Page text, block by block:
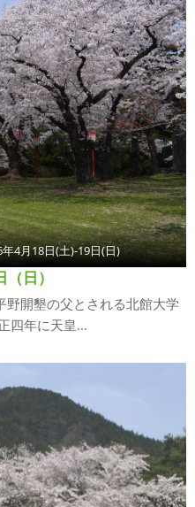
4月18日(土)-19日(日)
日）
開墾の父とされる北館大学
四年に天皇...